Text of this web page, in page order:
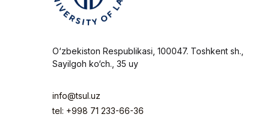
O‘zbekiston Respublikasi, 100047. Toshkent sh.,
Sayilgoh ko‘ch., 35 uy
info@tsul.uz
tel: +998 71 233-66-36